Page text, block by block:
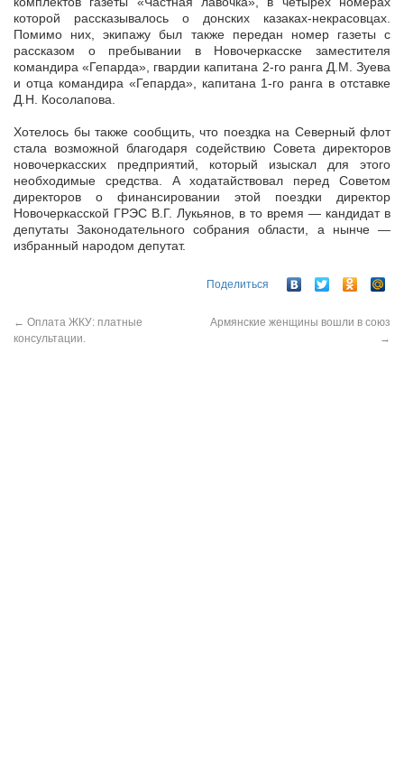
которой рассказывалось о донских казаках-некрасовцах.
Помимо них, экипажу был также передан номер газеты с
рассказом о пребывании в Новочеркасске заместителя
командира «Гепарда», гвардии капитана 2-го ранга Д.М. Зуева
и отца командира «Гепарда», капитана 1-го ранга в отставке
Д.Н. Косолапова.
Хотелось бы также сообщить, что поездка на Северный флот
стала возможной благодаря содействию Совета директоров
новочеркасских предприятий, который изыскал для этого
необходимые средства. А ходатайствовал перед Советом
директоров о финансировании этой поездки директор
Новочеркасской ГРЭС В.Г. Лукьянов, в то время — кандидат в
депутаты Законодательного собрания области, а нынче —
избранный народом депутат.
Поделиться
← Оплата ЖКУ: платные
консультации.
Армянские женщины вошли в союз
→